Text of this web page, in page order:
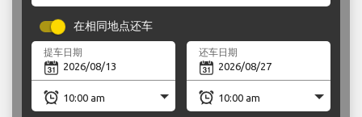
在相同地点还车
提车日期 还车日期